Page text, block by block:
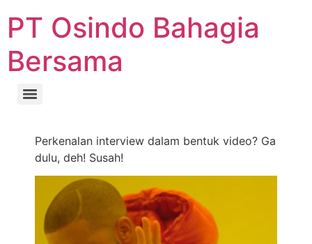
PT Osindo Bahagia
Bersama
Perkenalan interview dalam bentuk video? Ga
dulu, deh! Susah!